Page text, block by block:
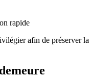
rapide
afin de préserver la